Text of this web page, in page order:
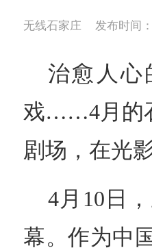
无线石家庄 发布时间
治愈人心
戏……4月的
剧场，在光
4月10日
幕。作为中